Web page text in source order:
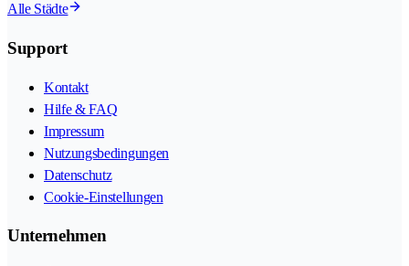
Alle Städte
Support
Kontakt
Hilfe & FAQ
Impressum
Nutzungsbedingungen
Datenschutz
Cookie-Einstellungen
Unternehmen